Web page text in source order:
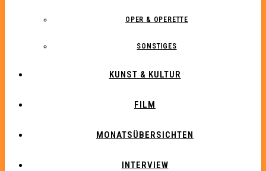
OPER & OPERETTE
SONSTIGES
KUNST & KULTUR
FILM
MONATSÜBERSICHTEN
INTERVIEW